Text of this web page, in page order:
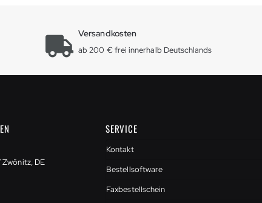
Versandkosten
ab 200 € frei innerhalb Deutschlands
DE
SERVICE
Kontakt
Bestellsoftware
Faxbestellschein